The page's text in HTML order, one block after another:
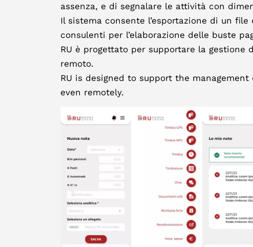
assenza, e di segnalare le attività con
Il sistema consente l’esportazione di un
consulenti per l’elaborazione delle buste
RU è progettato per supportare la
remoto.
RU is designed to support the
even remotely.